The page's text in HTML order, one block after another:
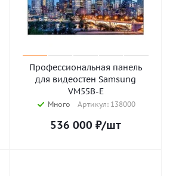
Профессиональная панель
для видеостен Samsung
VM55B-E
Много Артикул: 138000
536 000 ₽/шт